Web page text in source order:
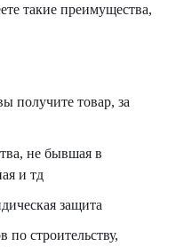
такие преимущества,
получите товар, за
не бывшая в
и тд
защита
по строительству,